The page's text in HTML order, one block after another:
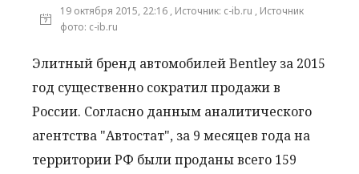
19 октября 2015, 22:16 , Источник: c-ib.ru , Источник
фото: c-ib.ru
Элитный бренд автомобилей Bentley за 2015
год существенно сократил продажи в
России. Согласно данным аналитического
агентства "Автостат", за 9 месяцев года на
территории РФ были проданы всего 159